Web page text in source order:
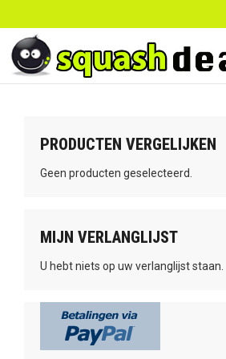
PRODUCTEN VERGELIJKEN
Geen producten geselecteerd.
MIJN VERLANGLIJST
U hebt niets op uw verlanglijst staan.